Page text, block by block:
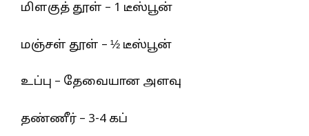
மிளகுத் தூள் – 1 டீஸ்பூன்
மஞ்சள் தூள் – ½ டீஸ்பூன்
உப்பு – தேவையான அளவு
தண்ணீர் – 3-4 கப்